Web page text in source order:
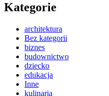
Kategorie
architektura
Bez kategorii
biznes
budownictwo
dziecko
edukacja
Inne
kulinaria